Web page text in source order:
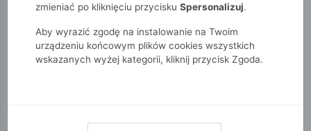
zmieniać po kliknięciu przycisku Spersonalizuj.
Aby wyrazić zgodę na instalowanie na Twoim
urządzeniu końcowym plików cookies wszystkich
wskazanych wyżej kategorii, kliknij przycisk Zgoda.